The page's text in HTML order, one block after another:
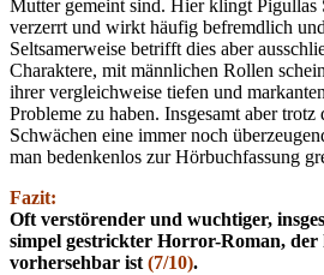
Mutter gemeint sind. Hier klingt
verzerrt und wirkt häufig befremdlich
Seltsamerweise betrifft dies aber
Charaktere, mit männlichen Rollen
ihrer vergleichweise tiefen und
Probleme zu haben. Insgesamt aber trotz
Schwächen eine immer noch
man bedenkenlos zur Hörbuchfassung
Fazit:
Oft verstörender und wuchtiger,
simpel gestrickter Horror-Roman, der
vorhersehbar ist(7/10).